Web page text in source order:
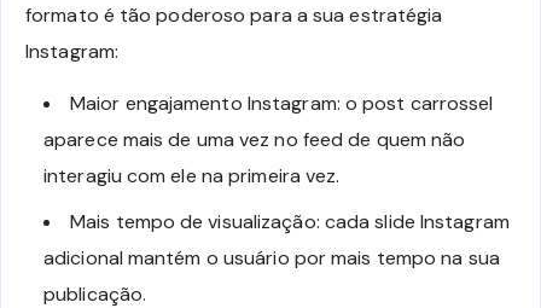
formato é tão poderoso para a sua estratégia
Instagram:
Maior engajamento Instagram: o post carrossel
aparece mais de uma vez no feed de quem não
interagiu com ele na primeira vez.
Mais tempo de visualização: cada slide Instagram
adicional mantém o usuário por mais tempo na sua
publicação.